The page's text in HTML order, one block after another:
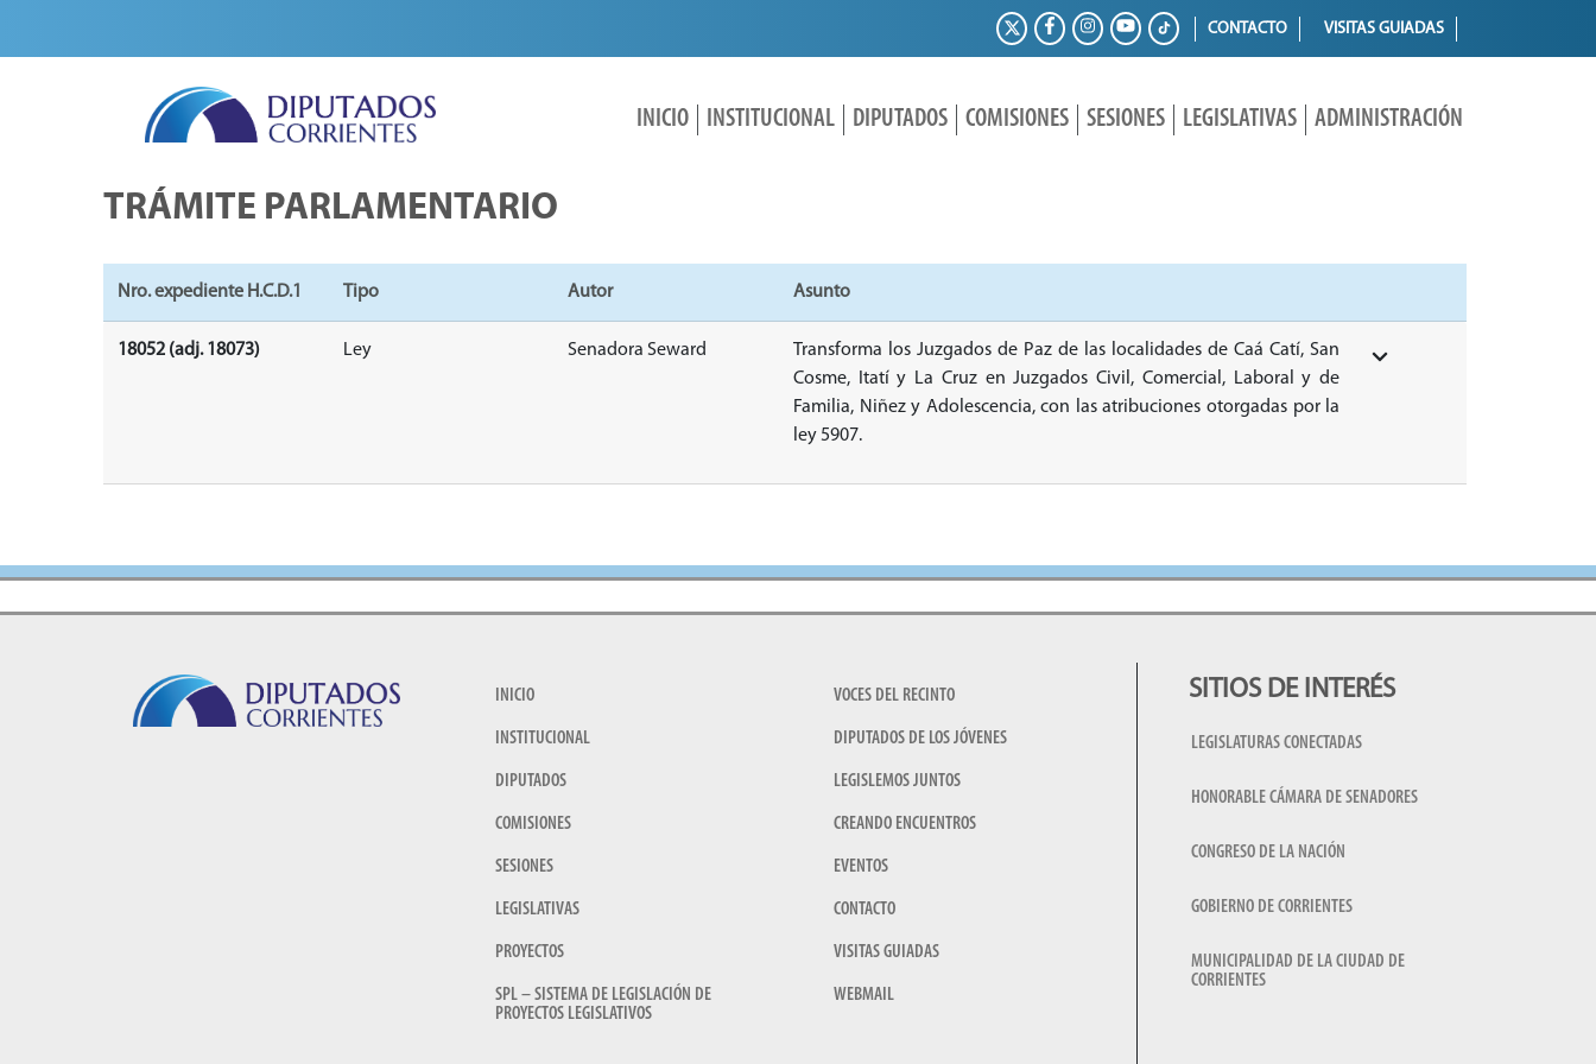
CONTACTO VISITAS GUIADAS
INICIO INSTITUCIONAL DIPUTADOS COMISIONES SESIONES LEGISLATIVAS ADMINISTRACIÓN
TRÁMITE PARLAMENTARIO
Nro. expediente H.C.D.1 Tipo Autor Asunto
18052 (adj. 18073) Ley Senadora Seward
Transforma los Juzgados de Paz de las localidades de Caá Catí, San
Cosme, Itatí y La Cruz en Juzgados Civil, Comercial, Laboral y de
Familia, Niñez y Adolescencia, con las atribuciones otorgadas por la
ley 5907.
INICIO
INSTITUCIONAL
DIPUTADOS
COMISIONES
SESIONES
LEGISLATIVAS
PROYECTOS
SPL – SISTEMA DE LEGISLACIÓN DE
PROYECTOS LEGISLATIVOS
VOCES DEL RECINTO
DIPUTADOS DE LOS JÓVENES
LEGISLEMOS JUNTOS
CREANDO ENCUENTROS
EVENTOS
CONTACTO
VISITAS GUIADAS
WEBMAIL
SITIOS DE INTERÉS
LEGISLATURAS CONECTADAS
HONORABLE CÁMARA DE SENADORES
CONGRESO DE LA NACIÓN
GOBIERNO DE CORRIENTES
MUNICIPALIDAD DE LA CIUDAD DE
CORRIENTES